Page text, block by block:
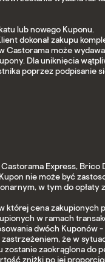
lub nowego Kuponu.
dokonał zakupu
Castorama może
Dla uniknięcia
poprzez podpisanie
Express, Brico
nie może być
w tym do opłaty
której cena zakupionych
w ramach
dwóch Kuponów -
że w
zaokrąglona do
zniżki po jej